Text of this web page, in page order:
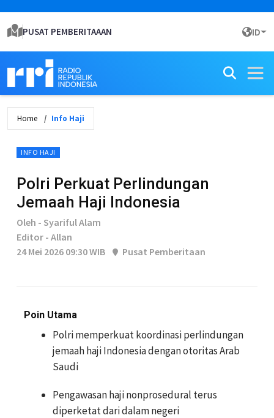
PUSAT PEMBERITAAAN ID
Home Info Haji
INFO HAJI
Polri Perkuat Perlindungan
Jemaah Haji Indonesia
Oleh - Syariful Alam
Editor - Allan
24 Mei 2026 09:30 WIB
Pusat Pemberitaan
Poin Utama
Polri memperkuat koordinasi perlindungan
jemaah haji Indonesia dengan otoritas Arab
Saudi
Pengawasan haji nonprosedural terus
diperketat dari dalam negeri